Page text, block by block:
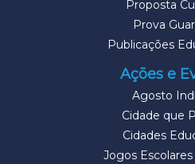
Proposta
Prova
Publicações
Ações e
Agosto
Cidade que
Cidades
Jogos